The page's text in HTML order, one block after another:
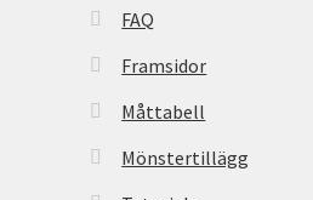
FAQ
Framsidor
Måttabell
Mönstertillägg